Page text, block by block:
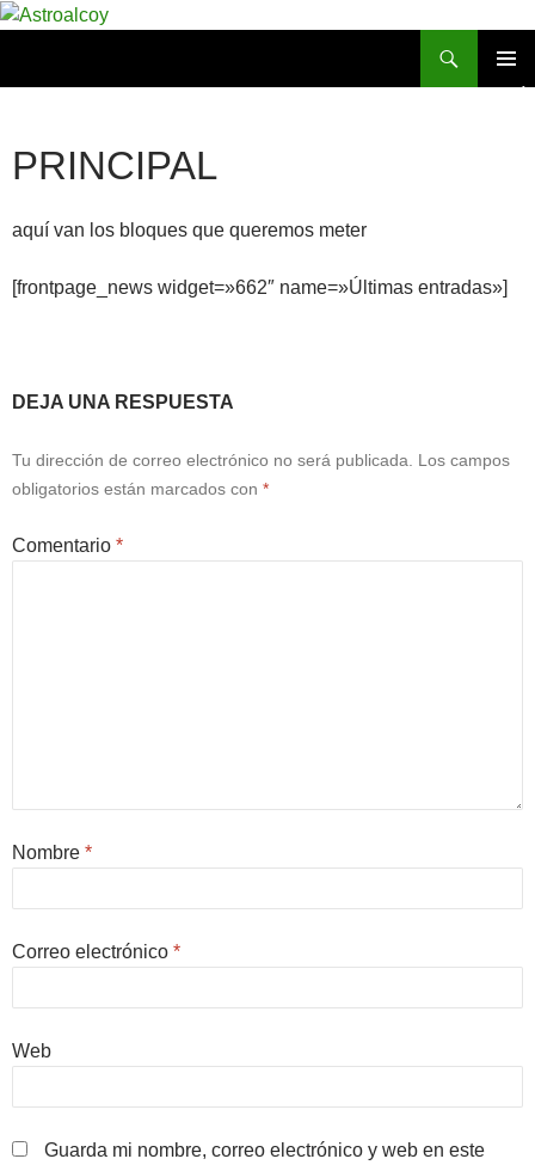
Saltar
PRINCIPAL
aquí van los bloques que queremos meter
[frontpage_news widget=»662″ name=»Últimas entradas»]
DEJA UNA RESPUESTA
Tu dirección de correo electrónico no será publicada.
Los campos
obligatorios están marcados con *
Comentario *
Nombre *
Correo electrónico *
Web
Guarda mi nombre, correo electrónico y web en este